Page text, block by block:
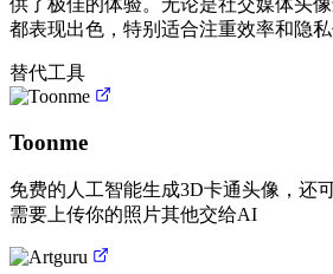
供了极佳的体验。无论是社交媒体头
都表现出色，特别适合注重效率和隐私
替代工具
Toonme
免费的人工智能生成3D卡通头像，还
需要上传你的照片其他交给AI